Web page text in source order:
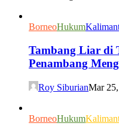
BorneoHukum
Tambang Liar di
Penambang
Roy SiburianMar
BorneoHukum